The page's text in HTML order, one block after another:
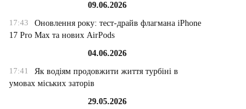
09.06.2026
17:43
Оновлення року: тест-драйв флагмана iPhone
17 Pro Max та нових AirPods
04.06.2026
17:41
Як водіям продовжити життя турбіні в
умовах міських заторів
29.05.2026